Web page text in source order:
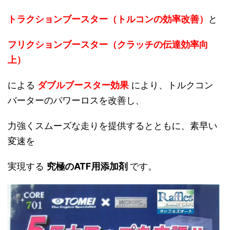
トラクションブースター（トルコンの効率改善） と
フリクションブースター（クラッチの伝達効率向
上）
による ダブルブースター効果 により、トルクコン
バーターのパワーロスを改善し、
力強くスムーズな走りを提供するとともに、素早い
変速を
実現する 究極のATF用添加剤 です。